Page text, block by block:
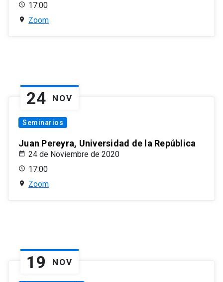
17:00
Zoom
24 NOV
Seminarios
Juan Pereyra, Universidad de la República
24 de Noviembre de 2020
17:00
Zoom
19 NOV